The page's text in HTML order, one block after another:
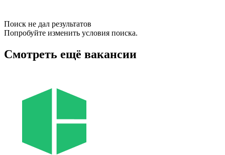
Поиск не дал результатов
Попробуйте изменить условия поиска.
Смотреть ещё вакансии